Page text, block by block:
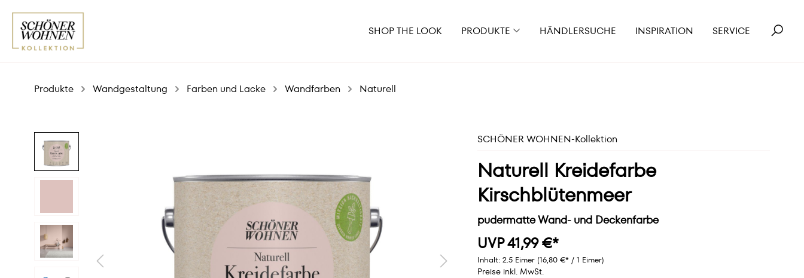
SHOP THE LOOK PRODUKTE HÄNDLERSUCHE INSPIRATION SERVICE
Produkte Wandgestaltung Farben und Lacke Wandfarben Naturell
SCHÖNER WOHNEN-Kollektion
Naturell Kreidefarbe
Kirschblütenmeer
pudermatte Wand- und Deckenfarbe
UVP 41,99 €*
Inhalt: 2.5 Eimer (16,80 €* / 1 Eimer)
Preise inkl. MwSt.